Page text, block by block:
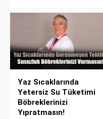
Yaz Sıcaklarında
Yetersiz Su Tüketimi
Böbreklerinizi
Yıpratmasın!